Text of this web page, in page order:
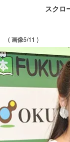
スクロ
( 画像5/11 )